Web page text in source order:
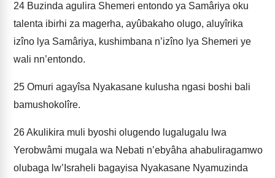
24 Buzinda agulira Shemeri entondo ya Samâriya oku
talenta ibirhi za magerha, ayûbakaho olugo, aluyîrika
izîno lya Samâriya, kushimbana n’izîno lya Shemeri ye
wali nn’entondo.
25 Omuri agayîsa Nyakasane kulusha ngasi boshi bali
bamushokolîre.
26Akulikira muli byoshi olugendo lugalugalu lwa
Yerobwâmi mugala wa Nebati n’ebyâha ahabuliragamwo
olubaga lw’Israheli bagayisa Nyakasane Nyamuzinda